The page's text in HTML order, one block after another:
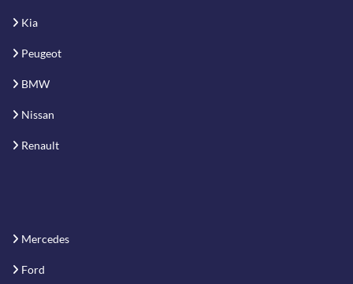
Kia
Peugeot
BMW
Nissan
Renault
Mercedes
Ford